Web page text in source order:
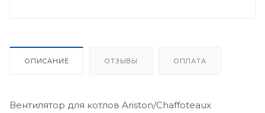
ОПИСАНИЕ ОТЗЫВЫ ОПЛАТА
Вентилятор для котлов Ariston/Chaffoteaux